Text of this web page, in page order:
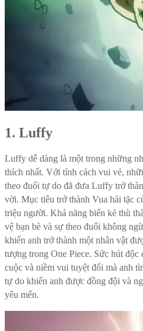
1. Luffy
Luffy dễ dàng là một trong những
thích nhất. Với tính cách vui vẻ,
theo đuổi tự do đã đưa Luffy trở
vời. Mục tiêu trở thành Vua hải tặc
triệu người. Khả năng biến kẻ thù
vệ bạn bè và sự theo đuổi không
khiến anh trở thành một nhân vật
tượng trong One Piece. Sức hút
cuộc và niềm vui tuyệt đối mà anh
tự do khiến anh được đồng đội và
yêu mến.